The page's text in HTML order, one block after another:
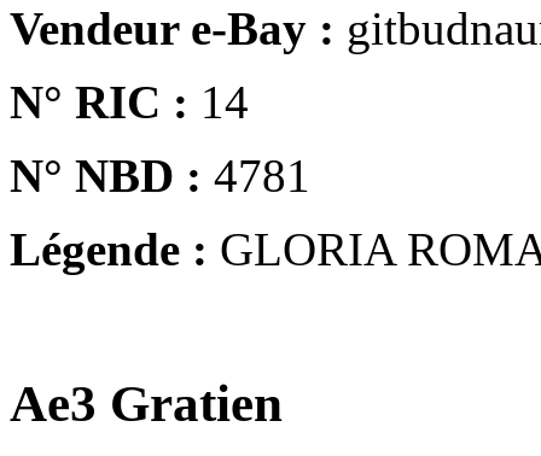
Vendeur e-Bay :
N° RIC : 14
N° NBD : 4781
Légende : GLORIA
Ae3 Gratien